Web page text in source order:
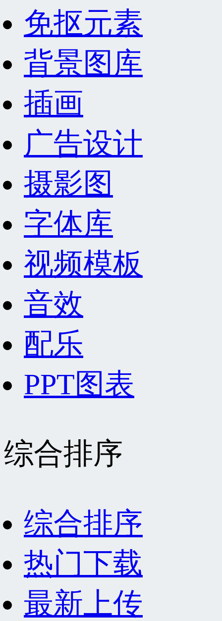
免抠元素
背景图库
插画
广告设计
摄影图
字体库
视频模板
音效
配乐
PPT图表
综合排序
综合排序
热门下载
最新上传